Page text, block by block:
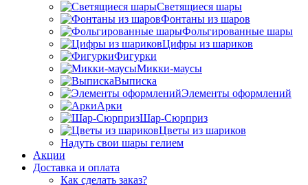
Светящиеся шары
Фонтаны из шаров
Фольгированные шары
Цифры из шариков
Фигурки
Микки-маусы
Выписка
Элементы оформлений
Арки
Шар-Сюрприз
Цветы из шариков
Надуть свои шары гелием
Акции
Доставка и оплата
Как сделать заказ?